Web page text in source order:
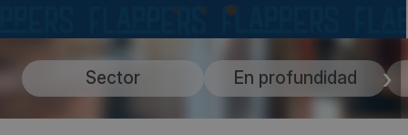
Sector En profundidad